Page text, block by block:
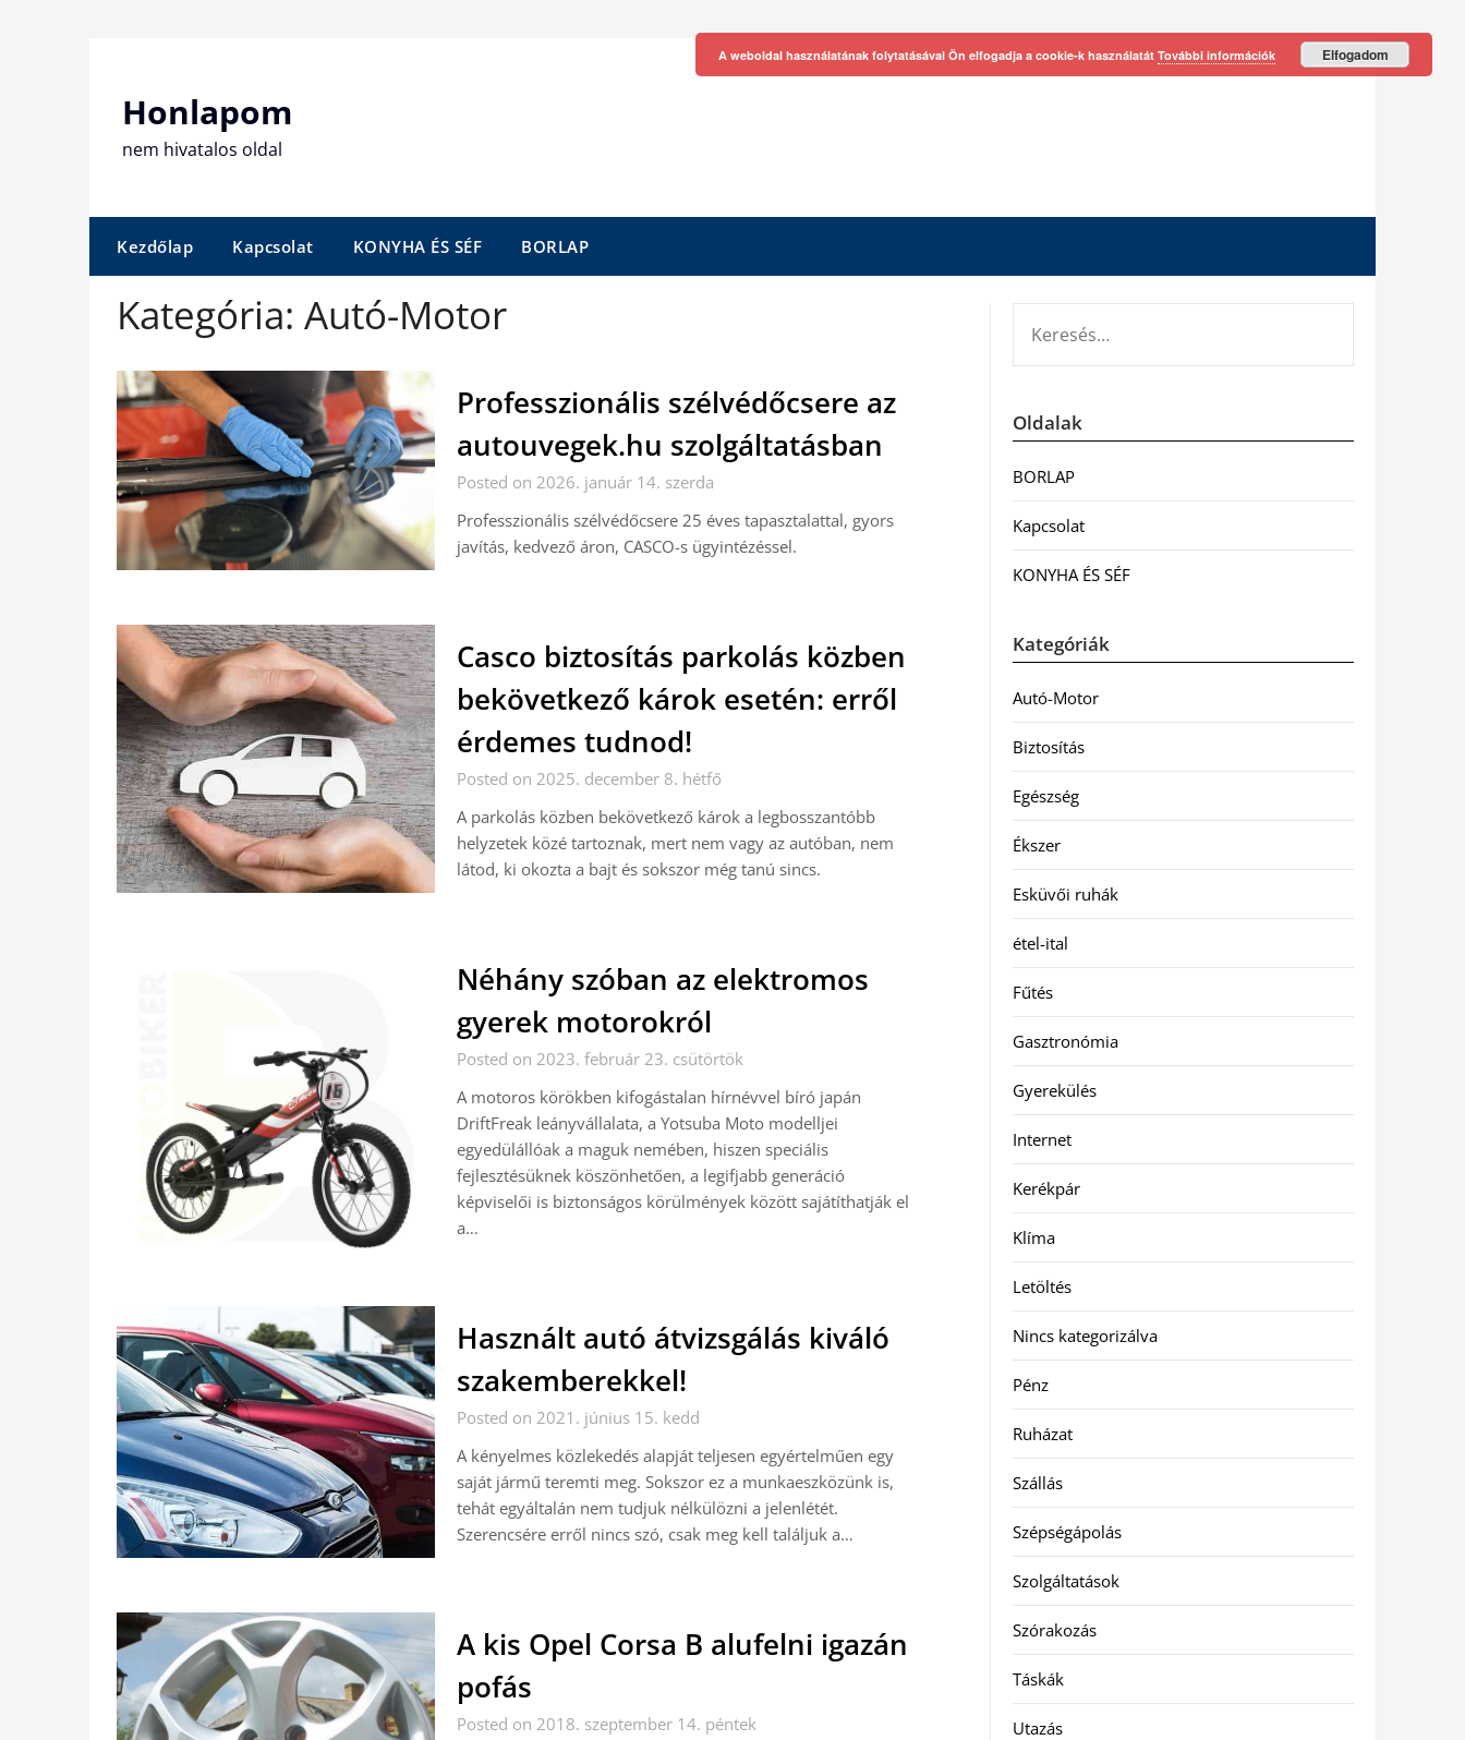
Honlapom
nem hivatalos oldal
Kezdőlap Kapcsolat KONYHA ÉS SÉF BORLAP
Kategória: Autó-Motor
Professzionális szélvédőcsere az
autouvegek.hu szolgáltatásban
Posted on 2026. január 14. szerda
Professzionális szélvédőcsere 25 éves tapasztalattal, gyors
javítás, kedvező áron, CASCO-s ügyintézéssel.
Casco biztosítás parkolás közben
bekövetkező károk esetén: erről
érdemes tudnod!
Posted on 2025. december 8. hétfő
A parkolás közben bekövetkező károk a legbosszantóbb
helyzetek közé tartoznak, mert nem vagy az autóban, nem
látod, ki okozta a bajt és sokszor még tanú sincs.
Néhány szóban az elektromos
gyerek motorokról
Posted on 2023. február 23. csütörtök
A motoros körökben kifogástalan hírnévvel bíró japán
DriftFreak leányvállalata, a Yotsuba Moto modelljei
egyedülállóak a maguk nemében, hiszen speciális
fejlesztésüknek köszönhetően, a legifjabb generáció
képviselői is biztonságos körülmények között sajátíthatják el
a…
Használt autó átvizsgálás kiváló
szakemberekkel!
Posted on 2021. június 15. kedd
A kényelmes közlekedés alapját teljesen egyértelműen egy
saját jármű teremti meg. Sokszor ez a munkaeszközünk is,
tehát egyáltalán nem tudjuk nélkülözni a jelenlétét.
Szerencsére erről nincs szó, csak meg kell találjuk a…
A kis Opel Corsa B alufelni igazán
pofás
Posted on 2018. szeptember 14. péntek
Oldalak
BORLAP
Kapcsolat
KONYHA ÉS SÉF
Kategóriák
Autó-Motor
Biztosítás
Egészség
Ékszer
Esküvői ruhák
étel-ital
Fűtés
Gasztronómia
Gyerekülés
Internet
Kerékpár
Klíma
Letöltés
Nincs kategorizálva
Pénz
Ruházat
Szállás
Szépségápolás
Szolgáltatások
Szórakozás
Táskák
Utazás
A weboldal használatának folytatásával Ön elfogadja a cookie-k használatát További információk Elfogadom